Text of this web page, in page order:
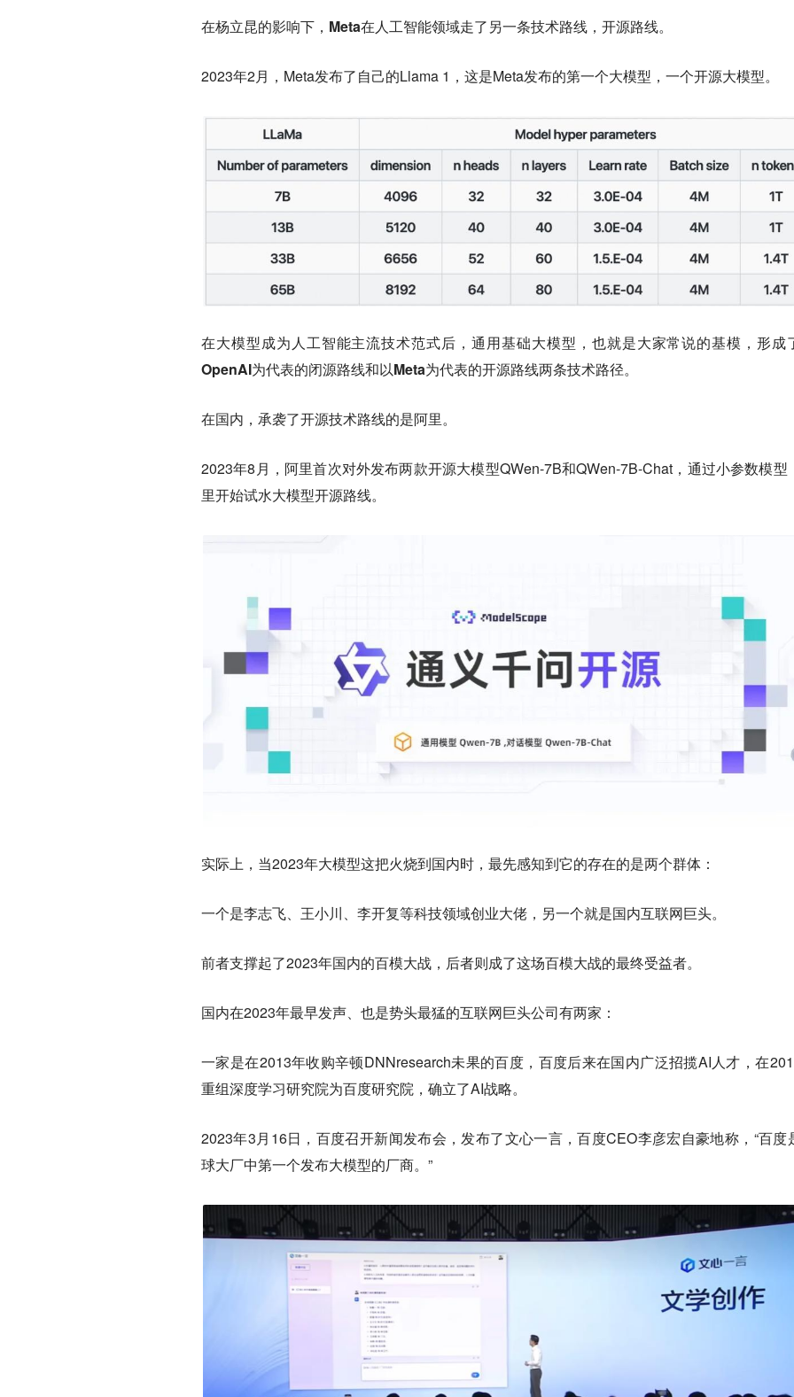
在杨立昆的影响下， Meta在人工智能领域走了另一条技术路线，开源路线。
2023年2月，Meta发布了自己的Llama 1，这是Meta发布的第一个大模型，一个开源大模型。
在大模型成为人工智能主流技术范式后，通用基础大模型，也就是大家常说的基模，形成
OpenAI为代表的闭源路线和以Meta为代表的开源路线两条技术路径。
在国内，承袭了开源技术路线的是阿里。
2023年8月，阿里首次对外发布两款开源大模型QWen-7B和QWen-7B-Chat，通过小参数模型
里开始试水大模型开源路线。
实际上，当2023年大模型这把火烧到国内时，最先感知到它的存在的是两个群体：
一个是李志飞、王小川、李开复等科技领域创业大佬，另一个就是国内互联网巨头。
前者支撑起了2023年国内的百模大战，后者则成了这场百模大战的最终受益者。
国内在2023年最早发声、也是势头最猛的互联网巨头公司有两家：
一家是在2013年收购辛顿DNNresearch未果的百度，百度后来在国内广泛招揽AI人才，在
重组深度学习研究院为百度研究院，确立了AI战略。
2023年3月16日，百度召开新闻发布会，发布了文心一言，百度CEO李彦宏自豪地称，“百度
球大厂中第一个发布大模型的厂商。”